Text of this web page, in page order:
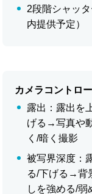
2段階シャッ
内提供予定）
カメラコントロ
露出：露出を
げる→写真や
く/暗く撮影
被写界深度：
る/下げる→背
しを強める/弱